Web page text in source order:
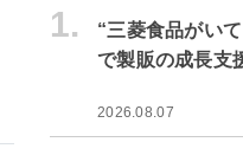
1.
“三菱食品がい
で製販の成長
2026.08.07